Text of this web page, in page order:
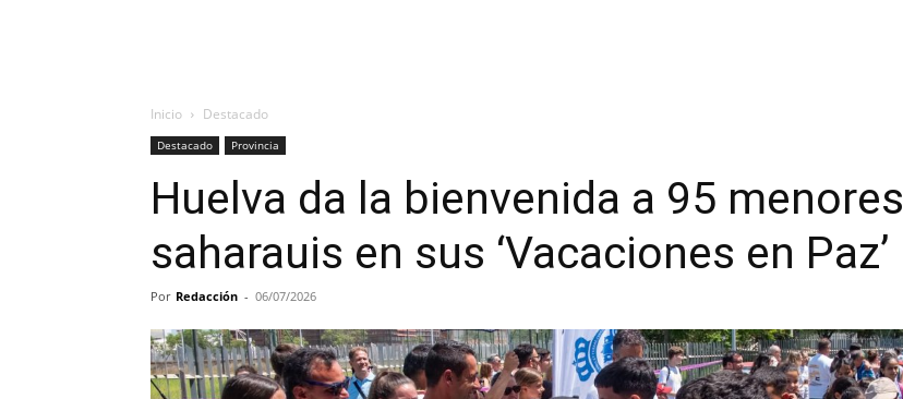
Inicio Destacado
Destacado Provincia
Huelva da la bienvenida a 95 menores
saharauis en sus ‘Vacaciones en Paz’
Por Redacción - 06/07/2026